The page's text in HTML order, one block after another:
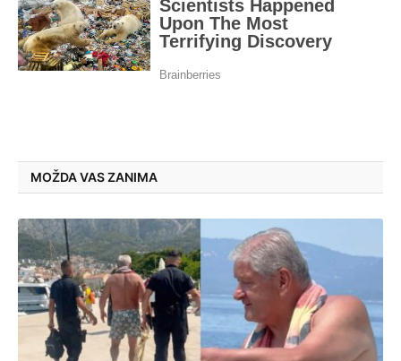
MOŽDA VAS ZANIMA